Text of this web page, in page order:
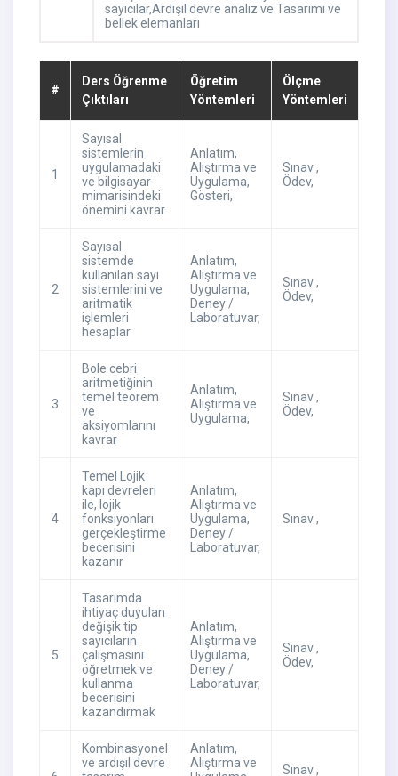
sayıcılar,Ardışıl devre analiz ve Tasarımı ve
bellek elemanları
#
Ders Öğrenme
Çıktıları
Öğretim
Yöntemleri
Ölçme
Yöntemleri
1
Sayısal
sistemlerin
uygulamadaki
ve bilgisayar
mimarisindeki
önemini kavrar
Anlatım,
Alıştırma ve
Uygulama,
Gösteri,
Sınav,
Ödev,
2
Sayısal
sistemde
kullanılan sayı
sistemlerini ve
aritmatik
işlemleri
hesaplar
Anlatım,
Alıştırma ve
Uygulama,
Deney /
Laboratuvar,
Sınav,
Ödev,
3
Bole cebri
aritmetiğinin
temel teorem
ve
aksiyomlarını
kavrar
Anlatım,
Alıştırma ve
Uygulama,
Sınav,
Ödev,
4
Temel Lojik
kapı devreleri
ile, lojik
fonksiyonları
gerçekleştirme
becerisini
kazanır
Anlatım,
Alıştırma ve
Uygulama,
Deney /
Laboratuvar,
Sınav,
5
Tasarımda
ihtiyaç duyulan
değişik tip
sayıcıların
çalışmasını
öğretmek ve
kullanma
becerisini
kazandırmak
Anlatım,
Alıştırma ve
Uygulama,
Deney /
Laboratuvar,
Sınav,
Ödev,
Kombinasyonel
ve ardışıl devre
Anlatım,
Alıştırma ve
Sınav,